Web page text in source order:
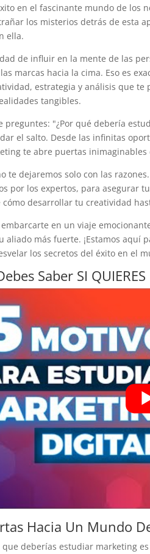
en el fascinante mundo de los
los misterios detrás de esta
ella.
de influir en la mente de las
marcas hacia la cima. Eso es
estrategia y análisis que
tangibles.
preguntes: "¿Por qué debería
el salto. Desde las infinitas
te abre puertas
te dejaremos solo con las
por los expertos, para asegurar
cómo desarrollar tu creatividad
en un viaje
aliado más fuerte. ¡Estamos
los secretos del éxito en el
Saber SI QUIERES
Hacia Un Mundo
deberías estudiar marketing